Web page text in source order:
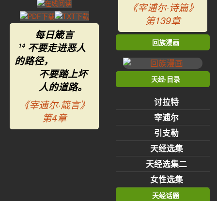
每日箴言
14 不要走进恶人
的路径，
不要踏上坏
人的道路。
《宰逋尔·箴言》
第4章
《宰逋尔·诗篇》
第139章
回族漫画
天经·目录
讨拉特
宰逋尔
引支勒
天经选集
天经选集二
女性选集
天经话题